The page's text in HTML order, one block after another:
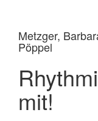
Metzger,
Pöppel
mit!